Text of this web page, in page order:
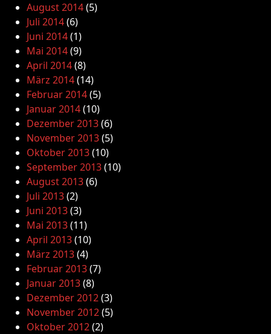
August 2014(5)
Juli 2014(6)
Juni 2014(1)
Mai 2014(9)
April 2014(8)
März 2014(14)
Februar 2014(5)
Januar 2014(10)
Dezember 2013(6)
November 2013(5)
Oktober 2013(10)
September 2013(10)
August 2013(6)
Juli 2013(2)
Juni 2013(3)
Mai 2013(11)
April 2013(10)
März 2013(4)
Februar 2013(7)
Januar 2013(8)
Dezember 2012(3)
November 2012(5)
Oktober 2012(2)